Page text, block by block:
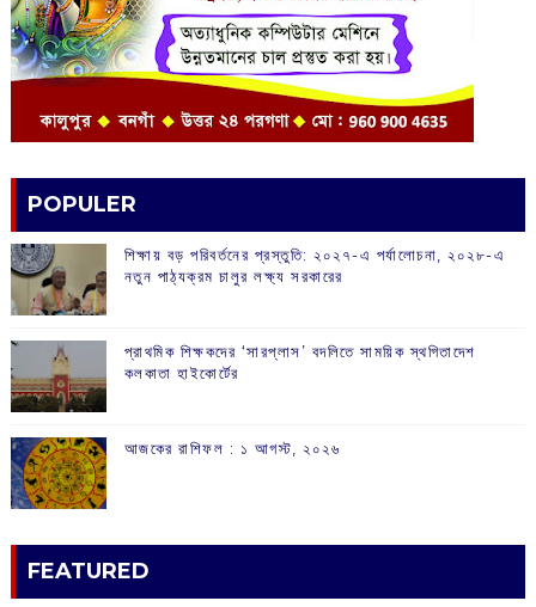
POPULER
শিক্ষায় বড় পরিবর্তনের প্রস্তুতি: ২০২৭-এ পর্যালোচনা, ২০২৮-এ
নতুন পাঠ্যক্রম চালুর লক্ষ্য সরকারের
প্রাথমিক শিক্ষকদের ‘সারপ্লাস’ বদলিতে সাময়িক স্থগিতাদেশ
কলকাতা হাইকোর্টের
আজকের রাশিফল :‌ ‌‌১ আগস্ট, ২০২৬
FEATURED